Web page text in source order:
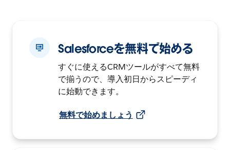
Salesforceを無料で始める
すぐに使えるCRMツールがすべて無料
で揃うので、導入初日からスピーディ
に始動できます。
無料で始めましょう